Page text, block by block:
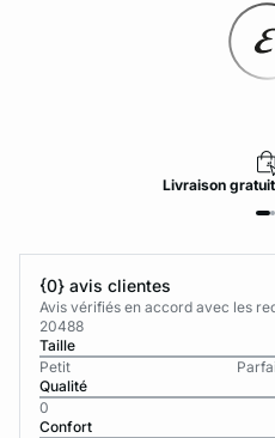
Livraison
{0} avis clientes
Avis vérifiés en accord avec les
20488
Taille
Petit
Qualité
0
Confort